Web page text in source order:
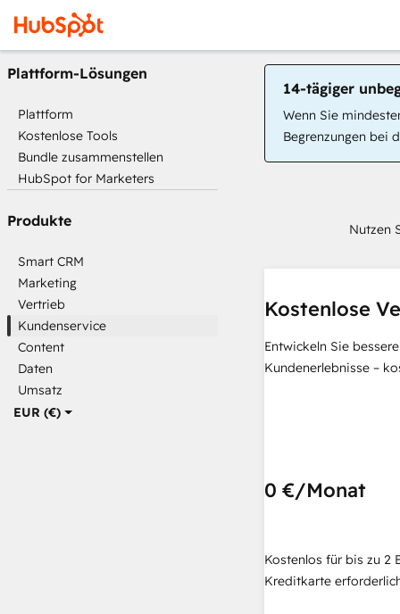
EUR (€)
Plattform-Lösungen
Plattform
Kostenlose Tools
Bundle zusammenstellen
HubSpot for Marketers
Produkte
Smart CRM
Marketing
Vertrieb
Kundenservice
Content
Daten
Umsatz
14-tägiger
Wenn Sie
Begrenzungen bei
Nutzen
Kostenlose
Entwickeln Sie bessere
Kundenerlebnisse –
0 €/Monat
Kostenlos für bis zu 2
Kreditkarte